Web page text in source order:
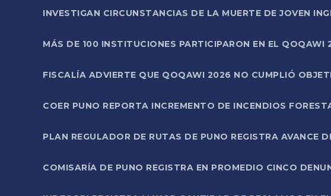
INVESTIGAN CIRCUNSTANCIAS DE LA MUERTE DE JOVEN
MÁS DE 100 INSTITUCIONES PARTICIPARON EN EL
FISCALÍA ADVIERTE QUE QOQAWI 2026 NO CUMPLIÓ
COER PUNO REPORTA INCREMENTO DE INCENDIOS
PLAN REGULADOR DE RUTAS DE PUNO REGISTRA AVANCE
COMISARÍA DE PUNO REGISTRA EN PROMEDIO CINCO